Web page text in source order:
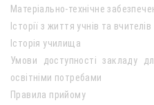
Матеріально-технічне
Історії з життя учнів та вчителів
Історія училища
Умови доступності закладу
освітніми потребами
Правила прийому